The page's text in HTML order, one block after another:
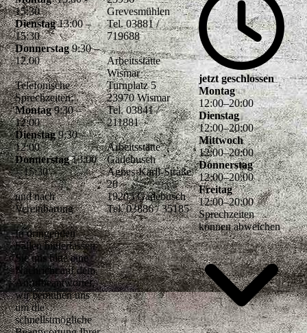
15:30
Dienstag13:00 –
15:30
Donnerstag9:30 –
12.00
Telefonische
Sprechzeiten:
Montag9:30 –
12:00
Dienstag9:30 –
12:00
Donnerstag13:00
– 15:30
und nach
Vereinbarung
In dringenden
Fällen hinterlassen
Sie uns bitte eine
Nachricht auf dem
Anrufbeantworter,
wir bemühen uns
um die
schnellstmögliche
Grevesmühlen
Tel. 03881 /
719688
Arbeitsstätte
Wismar
Turnplatz 5
23970 Wismar
Tel. 03841 /
211881
Arbeitsstätte
Gadebusch
Agnes-Karll-Straße
20
19205 Gadebusch
Tel. 03886 / 35185
jetzt geschlossen
Montag
12:00–20:00
Dienstag
12:00–20:00
Mittwoch
12:00–20:00
Donnerstag
12:00–20:00
Freitag
12:00–20:00
Sprechzeiten
können abweichen